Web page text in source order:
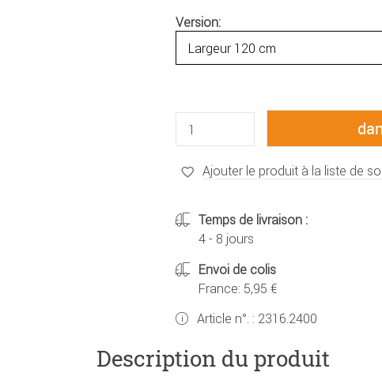
Version:
Ajouter le produit à la liste de
Temps de livraison :
4 - 8 jours
Envoi de colis
France: 5,95 €
Article n°. : 2316.2400
Description du produit